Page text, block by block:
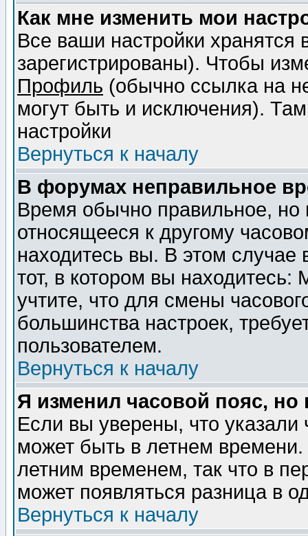
Как мне изменить мои
Все ваши настройки
зарегистрированы). Чтобы
Профиль (обычно ссылка на
могут быть и исключения).
настройки
Вернуться к началу
В форумах неправильное
Время обычно правильное,
относящееся к другому
находитесь вы. В этом
тот, в котором вы
учтите, что для смены
большинства настроек,
пользователем.
Вернуться к началу
Я изменил часовой пояс,
Если вы уверены, что указали
может быть в летнем
летним временем, так что в
может появляться разница в
Вернуться к началу